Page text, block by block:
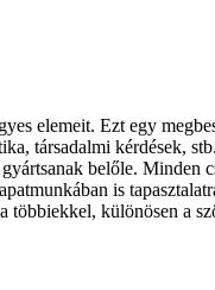
elemeit. Ezt egy
társadalmi kérdések,
belőle.
is
különösen a